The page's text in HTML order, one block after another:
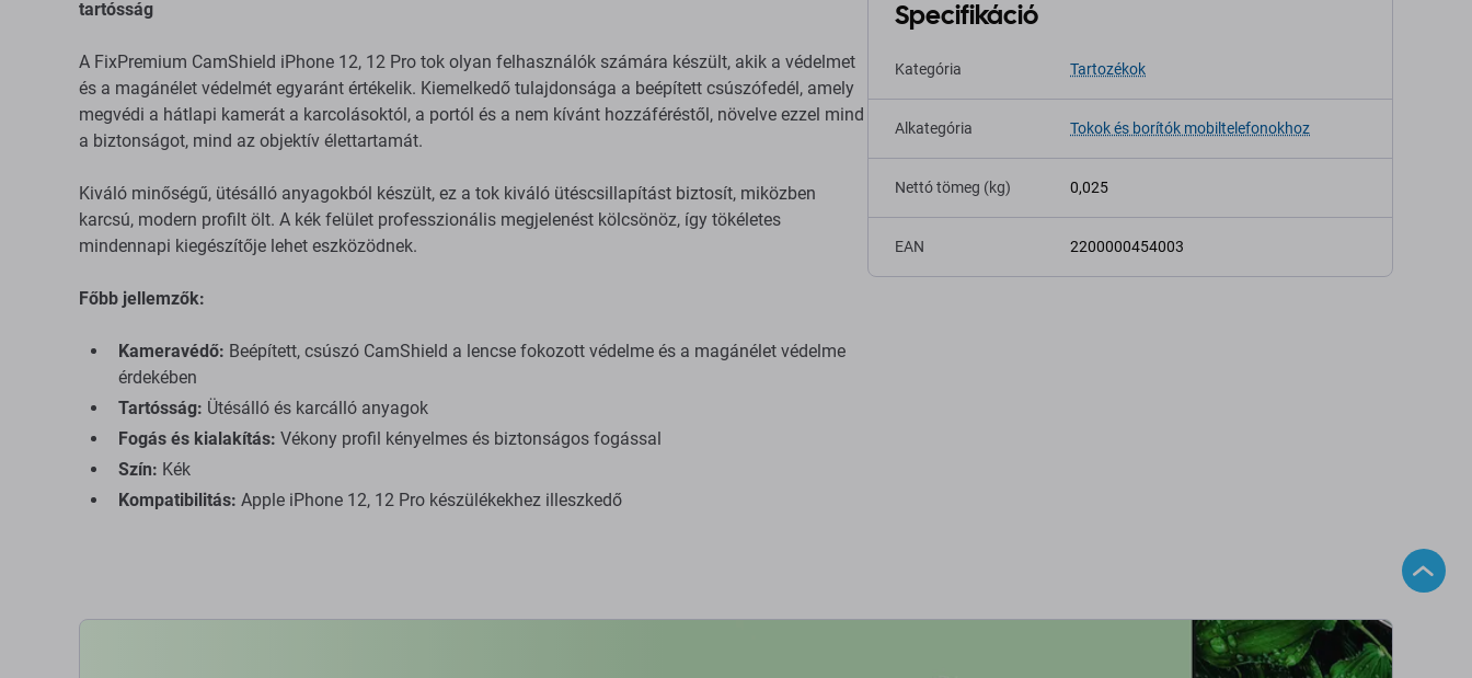
tartósság
A FixPremium CamShield iPhone 12, 12 Pro tok olyan felhasználók számára készült, akik a védelmet
és a magánélet védelmét egyaránt értékelik. Kiemelkedő tulajdonsága a beépített csúszófedél, amely
megvédi a hátlapi kamerát a karcolásoktól, a portól és a nem kívánt hozzáféréstől, növelve ezzel mind
a biztonságot, mind az objektív élettartamát.
Kiváló minőségű, ütésálló anyagokból készült, ez a tok kiváló ütéscsillapítást biztosít, miközben
karcsú, modern profilt ölt. A kék felület professzionális megjelenést kölcsönöz, így tökéletes
mindennapi kiegészítője lehet eszközödnek.
Főbb jellemzők:
Kameravédő: Beépített, csúszó CamShield a lencse fokozott védelme és a magánélet védelme
érdekében
Tartósság: Ütésálló és karcálló anyagok
Fogás és kialakítás: Vékony profil kényelmes és biztonságos fogással
Szín: Kék
Kompatibilitás: Apple iPhone 12, 12 Pro készülékekhez illeszkedő
Specifikáció
Kategória Tartozékok
Alkategória Tokok és borítók mobiltelefonokhoz
Nettó tömeg (kg) 0,025
EAN 2200000454003